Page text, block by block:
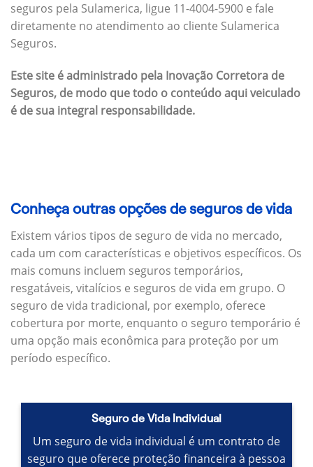
seguros pela Sulamerica, ligue 11-4004-5900 e fale
diretamente no atendimento ao cliente Sulamerica
Seguros.
Este site é administrado pela Inovação Corretora de
Seguros, de modo que todo o conteúdo aqui veiculado
é de sua integral responsabilidade.
Conheça outras opções de seguros de vida
Existem vários tipos de seguro de vida no mercado,
cada um com características e objetivos específicos. Os
mais comuns incluem seguros temporários,
resgatáveis, vitalícios e seguros de vida em grupo. O
seguro de vida tradicional, por exemplo, oferece
cobertura por morte, enquanto o seguro temporário é
uma opção mais econômica para proteção por um
período específico.
Seguro de Vida Individual
Um seguro de vida individual é um contrato de
seguro que oferece proteção financeira à pessoa